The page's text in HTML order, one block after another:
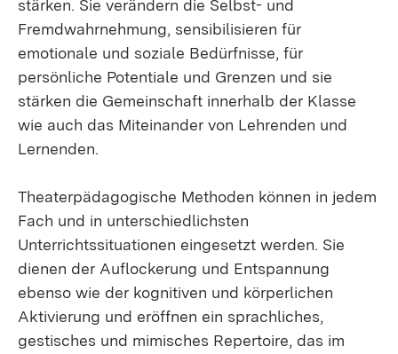
stärken. Sie verändern die Selbst- und
Fremdwahrnehmung, sensibilisieren für
emotionale und soziale Bedürfnisse, für
persönliche Potentiale und Grenzen und sie
stärken die Gemeinschaft innerhalb der Klasse
wie auch das Miteinander von Lehrenden und
Lernenden.
Theaterpädagogische Methoden können in jedem
Fach und in unterschiedlichsten
Unterrichtssituationen eingesetzt werden. Sie
dienen der Auflockerung und Entspannung
ebenso wie der kognitiven und körperlichen
Aktivierung und eröffnen ein sprachliches,
gestisches und mimisches Repertoire, das im